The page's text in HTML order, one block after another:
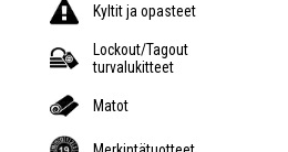
Kyltit ja opasteet
Lockout/Tagout
turvalukitteet
Matot